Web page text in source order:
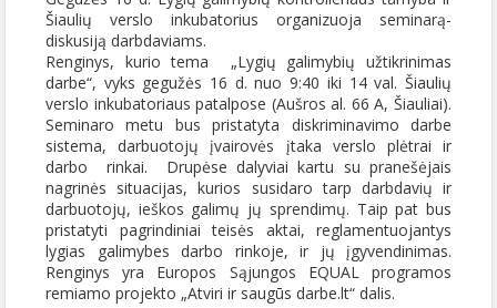
Šiaulių verslo inkubatorius organizuoja seminarą-
diskusiją darbdaviams.
Renginys, kurio tema „Lygių galimybių užtikrinimas
darbe“, vyks gegužės 16 d. nuo 9:40 iki 14 val. Šiaulių
verslo inkubatoriaus patalpose (Aušros al. 66 A, Šiauliai).
Seminaro metu bus pristatyta diskriminavimo darbe
sistema, darbuotojų įvairovės įtaka verslo plėtrai ir
darbo rinkai. Drupėse dalyviai kartu su pranešėjais
nagrinės situacijas, kurios susidaro tarp darbdavių ir
darbuotojų, ieškos galimų jų sprendimų. Taip pat bus
pristatyti pagrindiniai teisės aktai, reglamentuojantys
lygias galimybes darbo rinkoje, ir jų įgyvendinimas.
Renginys yra Europos Sąjungos EQUAL programos
remiamo projekto „Atviri ir saugūs darbe.lt“ dalis.